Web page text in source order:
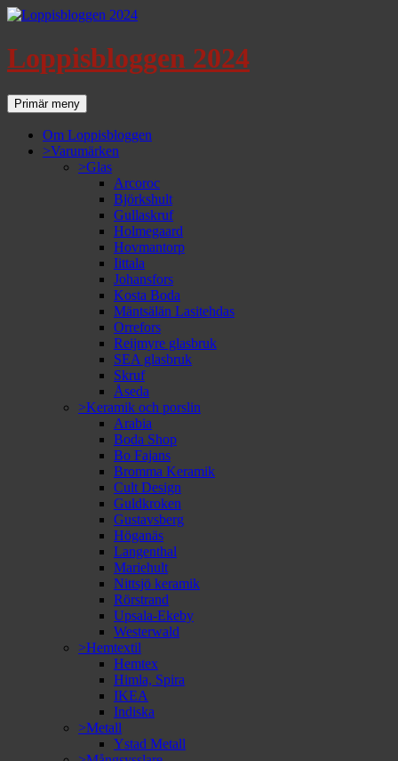
Loppisbloggen 2024
SökPrimär meny
till
innehåll
Om Loppisbloggen
>Varumärken
>Glas
Arcoroc
Björkshult
Gullaskruf
Holmegaard
Hovmantorp
Iittala
Johansfors
Kosta Boda
Mäntsälän Lasitehdas
Orrefors
Reijmyre glasbruk
SEA glasbruk
Skruf
Åseda
>Keramik och porslin
Arabia
Boda Shop
Bo Fajans
Bromma Keramik
Cult Design
Guldkroken
Gustavsberg
Höganäs
Langenthal
Mariehult
Nittsjö keramik
Rörstrand
Upsala-Ekeby
Westerwald
>Hemtextil
Hemtex
Himla, Spira
IKEA
Indiska
>Metall
Ystad Metall